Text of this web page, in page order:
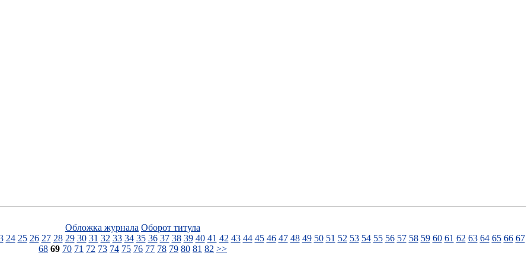
Обложка журнала Оборот титула
24 25 26 27 28 29 30 31 32 33 34 35 36 37 38 39 40 41 42 43 44 45 46 47 48 49 50 51 52 53 54 55 56 57 58 59 60 61 62 63 64 65 66 67
68 69 70 71 72 73 74 75 76 77 78 79 80 81 82 >>